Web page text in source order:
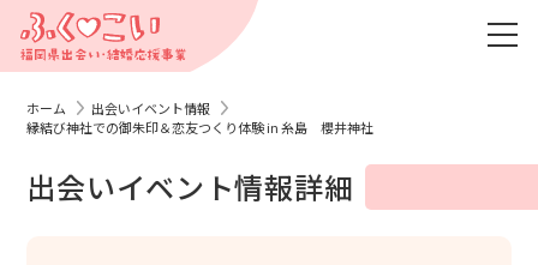
ホーム
出会いイベント情報
縁結び神社での御朱印＆恋友つくり体験 in 糸島 櫻井神社
出会いイベント情報詳細